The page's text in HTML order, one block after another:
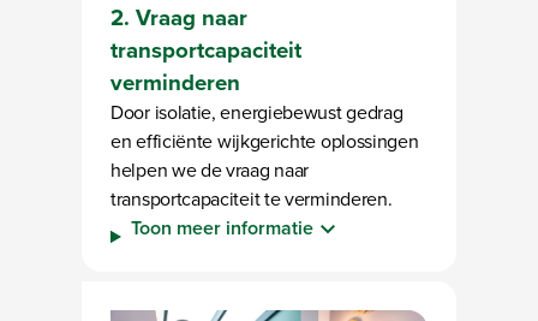
2. Vraag naar
transportcapaciteit
verminderen
Door isolatie, energiebewust gedrag
en efficiënte wijkgerichte oplossingen
helpen we de vraag naar
transportcapaciteit te verminderen.
Toon meer informatie